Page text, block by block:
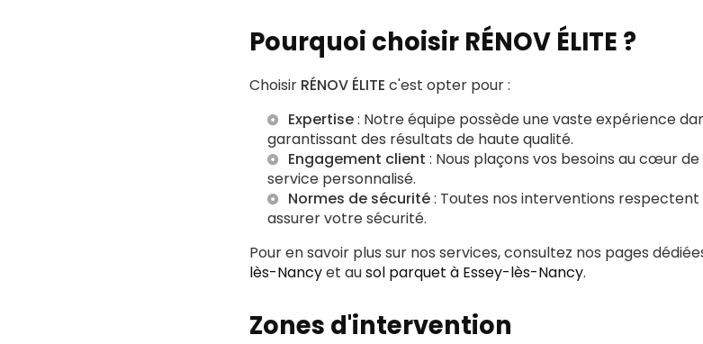
Pourquoi choisir RÉNOV ÉLITE ?
Choisir RÉNOV ÉLITE c'est opter pour :
Expertise: Notre équipe possède une vaste expérience
garantissant des résultats de haute qualité.
Engagement client : Nous plaçons vos besoins au cœur
service personnalisé.
Normes de sécurité: Toutes nos interventions
assurer votre sécurité.
Pour en savoir plus sur nos services, consultez nos pages
lès-Nancyet ausol parquet à Essey-lès-Nancy.
Zones d'intervention